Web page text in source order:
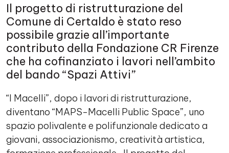
Il progetto di ristrutturazione del
Comune di Certaldo è stato reso
possibile grazie all’importante
contributo della Fondazione CR Firenze
che ha cofinanziato i lavori nell’ambito
del bando “Spazi Attivi”
“I Macelli”, dopo i lavori di ristrutturazione,
diventano “MAPS-Macelli Public Space”, uno
spazio polivalente e polifunzionale dedicato a
giovani, associazionismo, creatività artistica,